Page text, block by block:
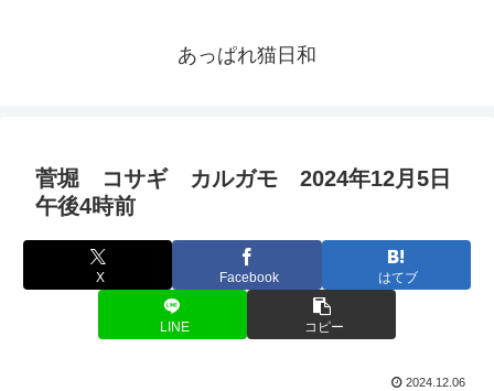
あっぱれ猫日和
菅堀 コサギ カルガモ 2024年12月5日
午後4時前
X Facebook はてブ
LINE コピー
2024.12.06